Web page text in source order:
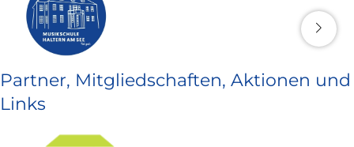
Partner, Mitgliedschaften, Aktionen und
Links